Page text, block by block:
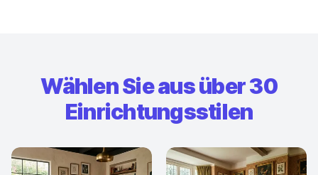
Wählen Sie aus über 30
Einrichtungsstilen